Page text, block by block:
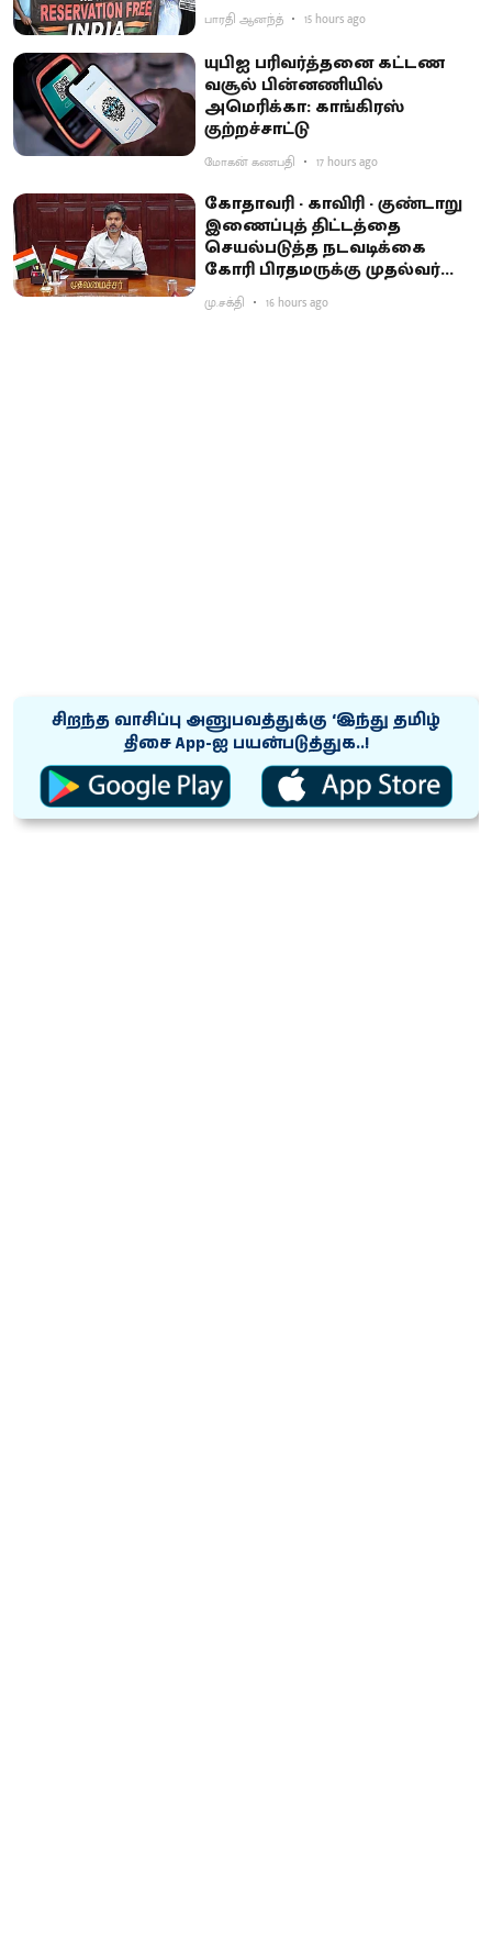
பாரதி ஆனந்த் 15 hours ago
யுபிஐ பரிவர்த்தனை கட்டண
வசூல் பின்னணியில்
அமெரிக்கா: காங்கிரஸ்
குற்றச்சாட்டு
மோகன் கணபதி 17 hours ago
கோதாவரி - காவிரி - குண்டாறு
இணைப்புத் திட்டத்தை
செயல்படுத்த நடவடிக்கை
கோரி பிரதமருக்கு முதல்வர்
விஜய் கடிதம்
மு.சக்தி 16 hours ago
சிறந்த வாசிப்பு அனுபவத்துக்கு ‘இந்து தமிழ்
திசை App-ஐ பயன்படுத்துக..!